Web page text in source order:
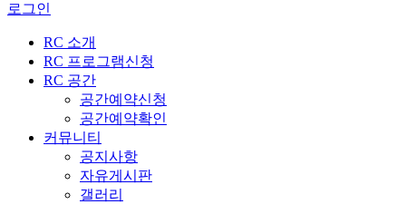
로그인
RC 소개
RC 프로그램신청
RC 공간
공간예약신청
공간예약확인
커뮤니티
공지사항
자유게시판
갤러리